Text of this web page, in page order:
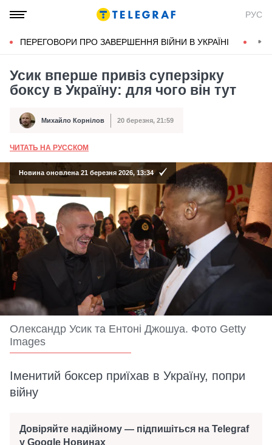
РУС
ПЕРЕГОВОРИ ПРО ЗАВЕРШЕННЯ ВІЙНИ В УКРАЇНІ
Усик вперше привіз суперзірку
боксу в Україну: для чого він тут
Автор Михайло Корнілов
Дата публікації 20 березня, 21:59
ЧИТАТЬ НА РУССКОМ
Новина оновлена 21 березня 2026, 13:34
Олександр Усик та Ентоні Джошуа. Фото Getty
Images
Іменитий боксер приїхав в Україну, попри
війну
Довіряйте надійному — підпишіться на Telegraf
у Google Новинах